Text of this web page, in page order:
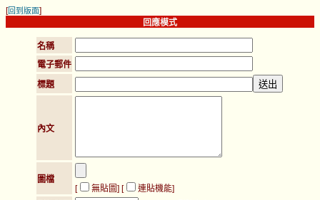
[回到版面]
回應模式
名稱
電子郵件
標題
內文
圖檔
[
無貼圖] [ 連貼機能]